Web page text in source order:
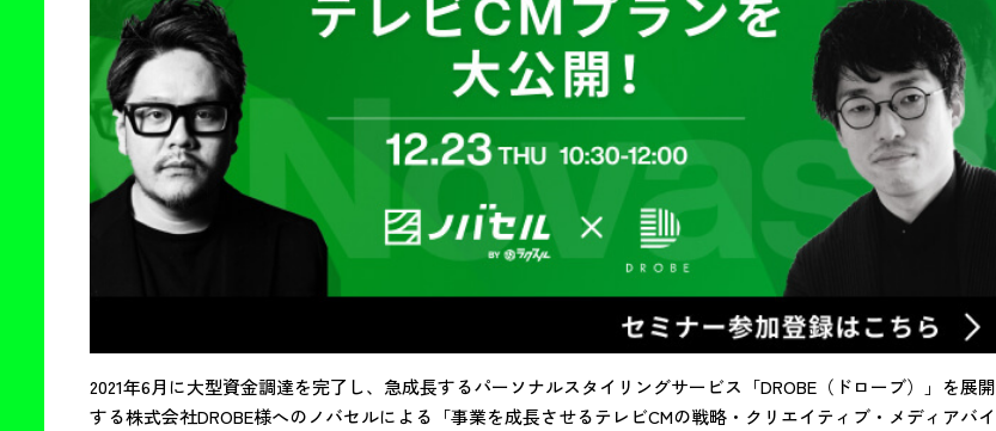
2021年6月に大型資金調達を完了し、急成長するパーソナルスタイリングサービス「DROBE（ドローブ）」を展開
する株式会社DROBE様へのノバセルによる「事業を成長させるテレビCMの戦略・クリエイティブ・メディアバイ